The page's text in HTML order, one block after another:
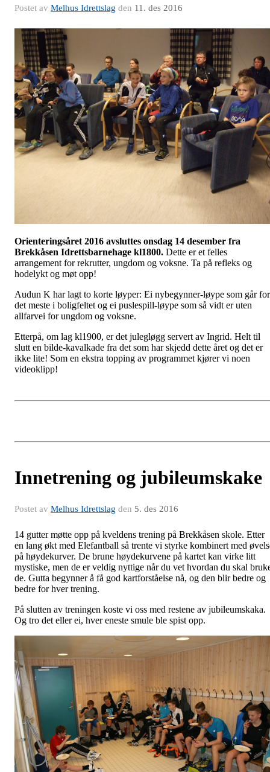
Postet av Melhus Idrettslag den 11. des 2016
Orienteringsåret 2016 avsluttes onsdag 14 desember fra
Brekkåsen Idrettsbarnehage kl1800. Dette er et felles
arrangement for rekrutter, ungdom og voksne. Ta på refleks og
hodelykt og møt opp!
Audun K har lagt to korte løyper: Ei nybegynner-løype som går for
det meste i boligfeltet og ei puslespill-løype som så vidt er uten
allfarvei for ungdom og voksne.
Etterpå, om lag kl1900, er det julegløgg servert av Ingrid. Helt til
slutt en bilde-kavalkade fra det som har skjedd dette året og det er
ikke lite! Som en ekstra topping av programmet kjører vi noen
videoklipp!
Innetrening og jubileumskake
Postet av Melhus Idrettslag den 5. des 2016
14 gutter møtte opp på kveldens trening på Brekkåsen skole. Etter
en lang økt med Elefantball så trente vi styrke kombinert med
på høydekurver. De brune høydekurvene på kartet kan virke litt
mystiske, men de er veldig nyttige når du vet hvordan du skal
de. Gutta begynner å få god kartforståelse nå, og den blir bedre og
bedre for hver trening.
På slutten av treningen koste vi oss med restene av jubileumskaka.
Og tro det eller ei, hver eneste smule ble spist opp.